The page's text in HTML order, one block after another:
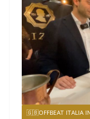
🇬🇧OFFBEAT ITALIA